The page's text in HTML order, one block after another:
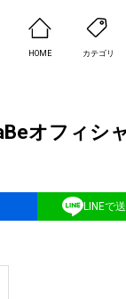
HOME カテゴリ
オフィシ
LINEで